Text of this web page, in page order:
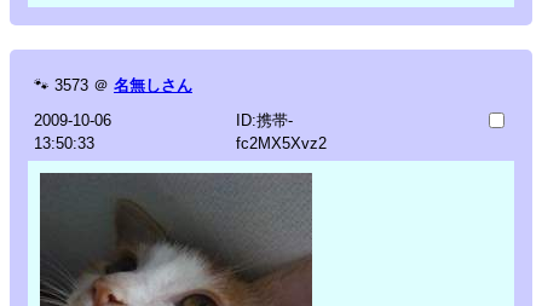
🐾 3573 ＠ 名無しさん
2009-10-06
13:50:33
ID:携帯-
fc2MX5Xvz2